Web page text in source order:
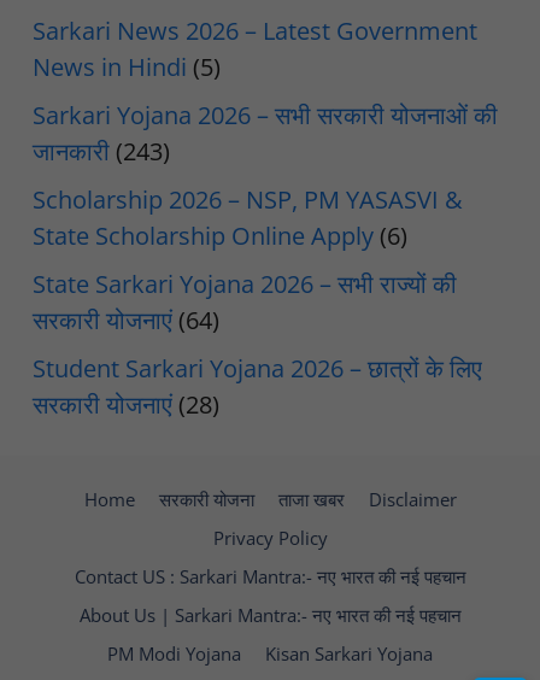
Sarkari News 2026 – Latest Government
News in Hindi (5)
Sarkari Yojana 2026 – सभी सरकारी योजनाओं की
जानकारी (243)
Scholarship 2026 – NSP, PM YASASVI &
State Scholarship Online Apply (6)
State Sarkari Yojana 2026 – सभी राज्यों की
सरकारी योजनाएं (64)
Student Sarkari Yojana 2026 – छात्रों के लिए
सरकारी योजनाएं (28)
Home सरकारी योजना ताजा खबर
Disclaimer
Privacy Policy
Contact US : Sarkari Mantra:- नए भारत की नई पहचान
About Us | Sarkari Mantra:- नए भारत की नई पहचान
PM Modi Yojana
Kisan Sarkari Yojana